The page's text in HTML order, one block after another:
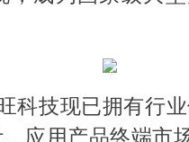
科技现已拥有行
应用产品终端市